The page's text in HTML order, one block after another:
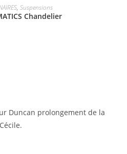
, Suspensions
Chandelier
Duncan prolongement de la